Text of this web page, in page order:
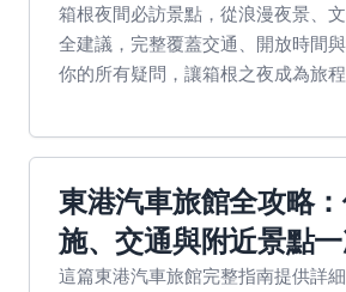
箱根夜間必訪景點，從浪漫夜景、
全建議，完整覆蓋交通、開放時間
你的所有疑問，讓箱根之夜成為旅程
東港汽車旅館全攻略
施、交通與附近景點
這篇東港汽車旅館完整指南提供詳